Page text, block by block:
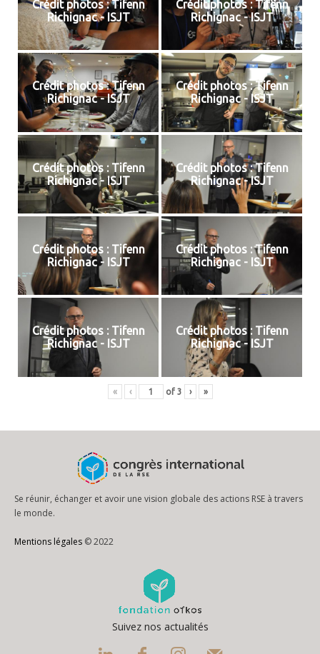
Crédit photos : Tifenn
Richignac - ISJT
Crédit photos : Tifenn
Richignac - ISJT
Crédit photos : Tifenn
Richignac - ISJT
Crédit photos : Tifenn
Richignac - ISJT
Crédit photos : Tifenn
Richignac - ISJT
Crédit photos : Tifenn
Richignac - ISJT
Crédit photos : Tifenn
Richignac - ISJT
Crédit photos : Tifenn
Richignac - ISJT
Crédit photos : Tifenn
Richignac - ISJT
Crédit photos : Tifenn
Richignac - ISJT
« ‹ of 3 › »
Se réunir, échanger et avoir une vision globale des actions RSE à travers
le monde.
Mentions légales © 2022
Suivez nos actualités